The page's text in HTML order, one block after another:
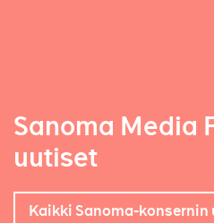
Sanoma Media
uutiset
Kaikki Sanoma-konsernin